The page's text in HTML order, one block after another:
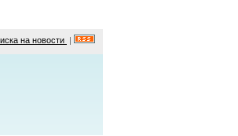
на новости |